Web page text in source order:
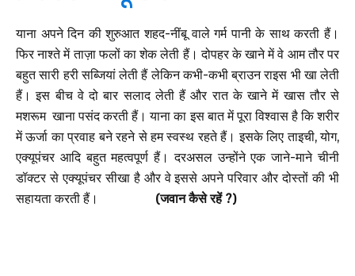
याना अपने दिन की शुरुआत शहद-नींबू वाले गर्म पानी के साथ करती हैं।
फिर नाश्ते में ताज़ा फलों का शेक लेती हैं। दोपहर के खाने में वे आम तौर पर
बहुत सारी हरी सब्जियां लेती हैं लेकिन कभी-कभी ब्राउन राइस भी खा लेती
हैं। इस बीच वे दो बार सलाद लेती हैं और रात के खाने में खास तौर से
मशरूम खाना पसंद करती हैं। याना का इस बात में पूरा विश्वास है कि शरीर
में ऊर्जा का प्रवाह बने रहने से हम स्वस्थ रहते हैं। इसके लिए ताइची, योग,
एक्यूपंचर आदि बहुत महत्वपूर्ण हैं। दरअसल उन्होंने एक जाने-माने चीनी
डॉक्टर से एक्यूपंचर सीखा है और वे इससे अपने परिवार और दोस्तों की भी
सहायता करती हैं।
(जवान कैसे रहें ?)